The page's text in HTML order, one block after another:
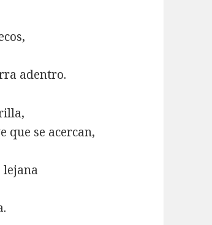
adentro.
que se acercan,
lejana